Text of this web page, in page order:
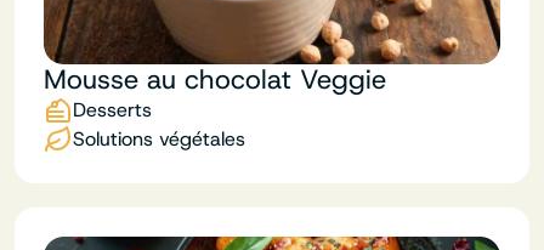
Mousse au chocolat Veggie
Desserts
Solutions végétales